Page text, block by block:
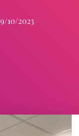
10/2023